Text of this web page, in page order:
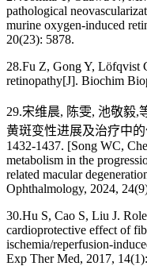
pathological
murine oxygen-induced
20(23): 5878.
28.Fu Z, Gong Y, Löfqvist
retinopathy[J]. Biochim
29.宋维晨, 陈雯, 池敬毅,
黄斑变性进展及治疗中的
1432-1437. [Song WC,
metabolism in the
related macular
Ophthalmology, 2024,
30.Hu S, Cao S, Liu J.
cardioprotective effect of
ischemia/reperfusion-
Exp Ther Med, 2017,